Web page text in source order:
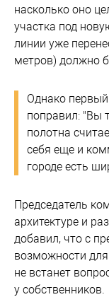
насколько оно
участка под
линии уже
метров) должно
Однако
поправил: "Вы
полотна
себя еще и
городе есть
Председатель
архитектуре и
добавил, что с
возможности
не встанет
у собственников.